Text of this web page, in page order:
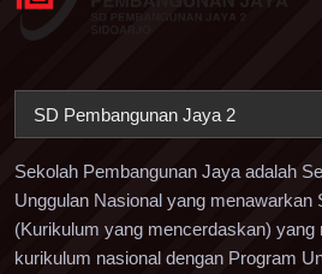
SD Pembangunan Jaya 2
Sekolah Pembangunan Jaya adalah
Unggulan Nasional yang menawarkan
(Kurikulum yang mencerdaskan) yang
kurikulum nasional dengan Program